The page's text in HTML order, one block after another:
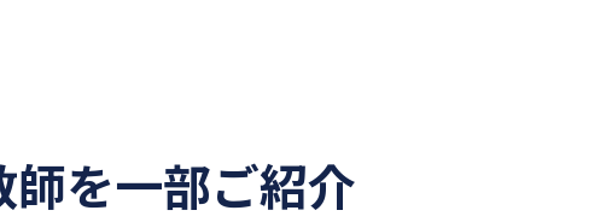
師を一部ご紹介